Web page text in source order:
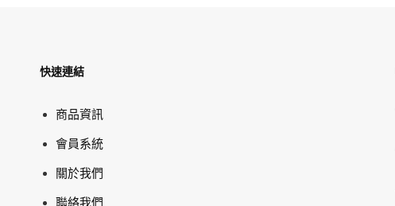
快速連結
商品資訊
會員系統
關於我們
聯絡我們